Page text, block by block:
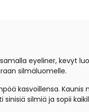
eyeliner, kevyt
silmäluomelle.
kasvoillensa.
silmiä ja sopii